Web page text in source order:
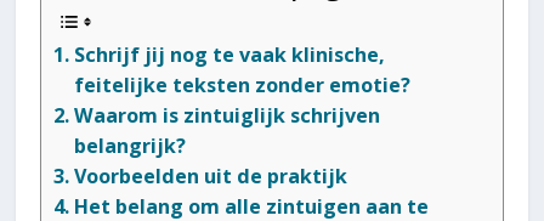
Schrijf jij nog te vaak klinische,
feitelijke teksten zonder emotie?
Waarom is zintuiglijk schrijven
belangrijk?
Voorbeelden uit de praktijk
Het belang om alle zintuigen aan te